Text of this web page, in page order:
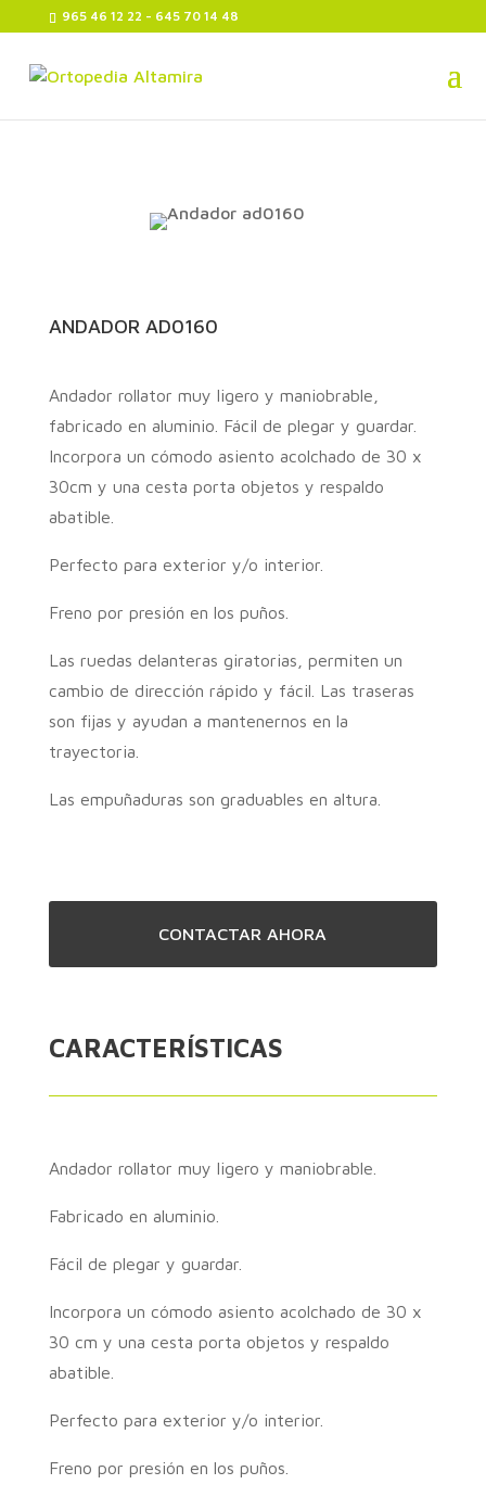
965 46 12 22 - 645 70 14 48
ANDADOR AD0160
Andador rollator muy ligero y maniobrable,
fabricado en aluminio. Fácil de plegar y guardar.
Incorpora un cómodo asiento acolchado de 30 x
30cm y una cesta porta objetos y respaldo
abatible.
Perfecto para exterior y/o interior.
Freno por presión en los puños.
Las ruedas delanteras giratorias, permiten un
cambio de dirección rápido y fácil. Las traseras
son fijas y ayudan a mantenernos en la
trayectoria.
Las empuñaduras son graduables en altura.
CONTACTAR AHORA
CARACTERÍSTICAS
Andador rollator muy ligero y maniobrable.
Fabricado en aluminio.
Fácil de plegar y guardar.
Incorpora un cómodo asiento acolchado de 30 x
30 cm y una cesta porta objetos y respaldo
abatible.
Perfecto para exterior y/o interior.
Freno por presión en los puños.